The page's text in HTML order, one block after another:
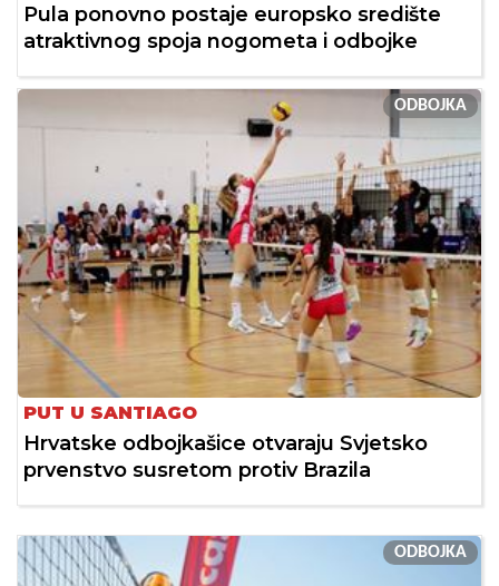
Pula ponovno postaje europsko središte
atraktivnog spoja nogometa i odbojke
ODBOJKA
PUT U SANTIAGO
Hrvatske odbojkašice otvaraju Svjetsko
prvenstvo susretom protiv Brazila
ODBOJKA